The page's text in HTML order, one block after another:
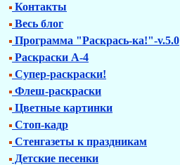
Контакты
Весь блог
Программа "Раскрась-ка!"-v.5.0
Раскраски А-4
Супер-раскраски!
Флеш-раскраски
Цветные картинки
Стоп-кадр
Стенгазеты к праздникам
Детские песенки